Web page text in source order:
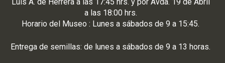
a las 18:00 hrs.
Horario del Museo : Lunes a sábados de 9 a 15:45.
Entrega de semillas: de lunes a sábados de 9 a 13 horas.